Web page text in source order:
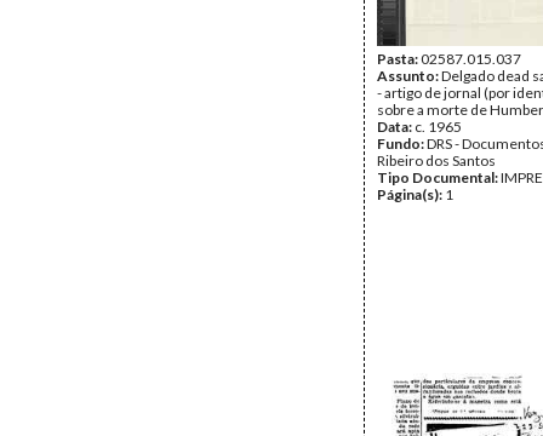
Pasta:02587.015.037
Assunto:Delgado dead
- artigo de jornal (por
sobre a morte de
Data: c. 1965
Fundo:DRS -
Ribeiro dos Santos
Tipo Documental:
Página(s): 1